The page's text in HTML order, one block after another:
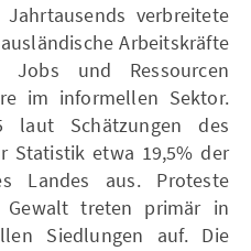
verbreitete
Arbeitskräfte
Jobs und Ressourcen
im informellen Sektor.
laut Schätzungen des
Statistik etwa 19,5% der
Landes aus. Proteste
Gewalt treten primär in
Siedlungen auf. Die